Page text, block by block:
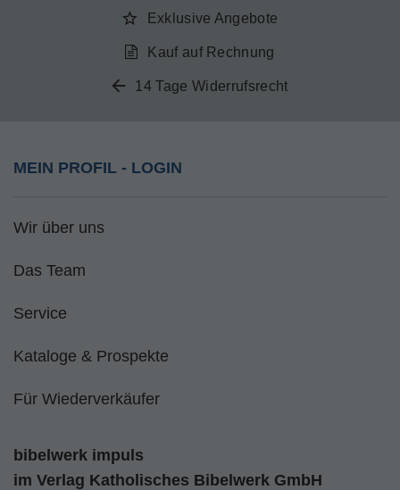
Exklusive Angebote
Kauf auf Rechnung
14 Tage Widerrufsrecht
MEIN PROFIL - LOGIN
Wir über uns
Das Team
Service
Kataloge & Prospekte
Für Wiederverkäufer
bibelwerk impuls
im Verlag Katholisches Bibelwerk GmbH